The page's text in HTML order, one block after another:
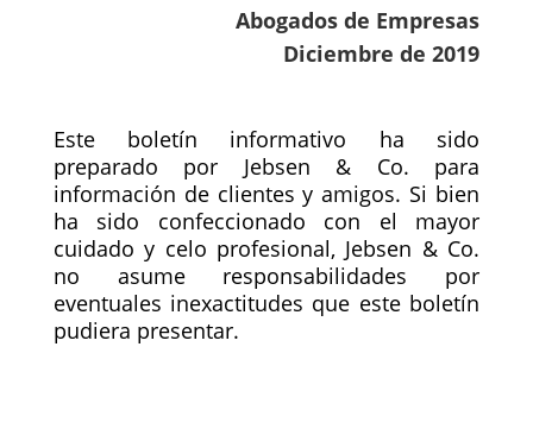
Abogados de Empresas
Diciembre de 2019
Este boletín informativo ha sido
preparado por Jebsen & Co. para
información de clientes y amigos. Si bien
ha sido confeccionado con el mayor
cuidado y celo profesional, Jebsen & Co.
no asume responsabilidades por
eventuales inexactitudes que este boletín
pudiera presentar.